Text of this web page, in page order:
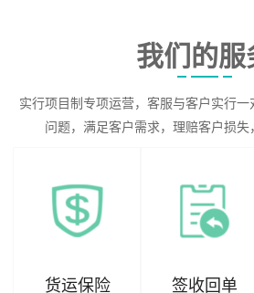
我们的服
实行项目制专项运营，客服与客户实行
问题，满足客户需求，理赔客户损失
货运保险 签收回单